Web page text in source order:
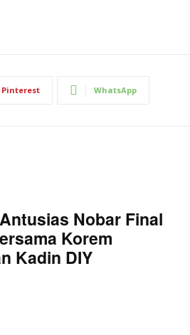
Pinterest WhatsApp
Nobar Final
Korem
Kadin DIY